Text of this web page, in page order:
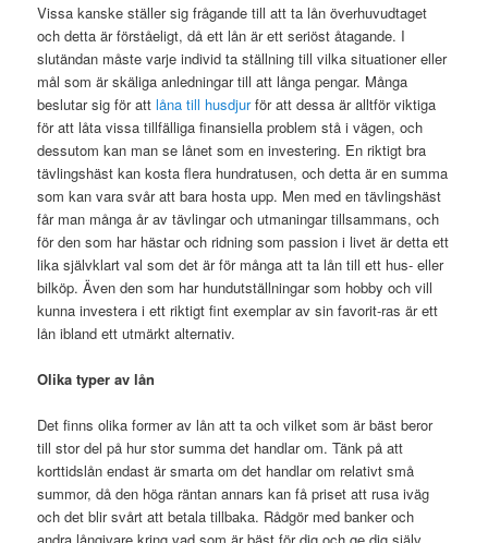
Vissa kanske ställer sig frågande till att ta lån överhuvudtaget
och detta är förståeligt, då ett lån är ett seriöst åtagande. I
slutändan måste varje individ ta ställning till vilka situationer eller
mål som är skäliga anledningar till att långa pengar. Många
beslutar sig för attlåna till husdjurför att dessa är alltför viktiga
för att låta vissa tillfälliga finansiella problem stå i vägen, och
dessutom kan man se lånet som en investering. En riktigt bra
tävlingshäst kan kosta flera hundratusen, och detta är en summa
som kan vara svår att bara hosta upp. Men med en tävlingshäst
får man många år av tävlingar och utmaningar tillsammans, och
för den som har hästar och ridning som passion i livet är detta ett
lika självklart val som det är för många att ta lån till ett hus- eller
bilköp. Även den som har hundutställningar som hobby och vill
kunna investera i ett riktigt fint exemplar av sin favorit-ras är ett
lån ibland ett utmärkt alternativ.
Olika typer av lån
Det finns olika former av lån att ta och vilket som är bäst beror
till stor del på hur stor summa det handlar om. Tänk på att
korttidslån endast är smarta om det handlar om relativt små
summor, då den höga räntan annars kan få priset att rusa iväg
och det blir svårt att betala tillbaka. Rådgör med banker och